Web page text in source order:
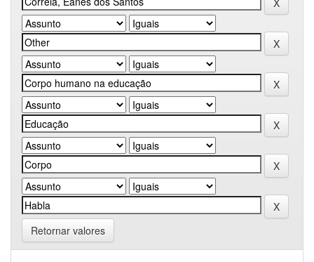
Retornar valores